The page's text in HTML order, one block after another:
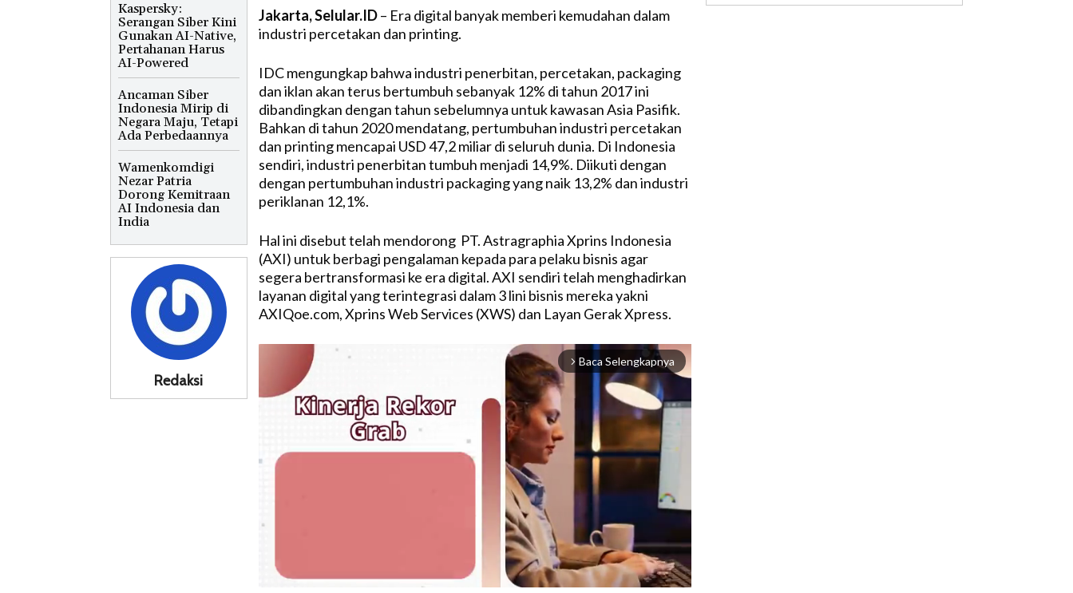
Kaspersky:
Serangan Siber Kini
Gunakan AI-Native,
Pertahanan Harus
AI-Powered
Ancaman Siber
Indonesia Mirip di
Negara Maju, Tetapi
Ada Perbedaannya
Wamenkomdigi
Nezar Patria
Dorong Kemitraan
AI Indonesia dan
India
Redaksi
Jakarta, Selular.ID– Era digital banyak memberi kemudahan dalam
industri percetakan dan printing.
IDC mengungkap bahwa industri penerbitan, percetakan, packaging
dan iklan akan terus bertumbuh sebanyak 12% di tahun 2017 ini
dibandingkan dengan tahun sebelumnya untuk kawasan Asia Pasifik.
Bahkan di tahun 2020 mendatang, pertumbuhan industri percetakan
dan printing mencapai USD 47,2 miliar di seluruh dunia. Di Indonesia
sendiri, industri penerbitan tumbuh menjadi 14,9%. Diikuti dengan
dengan pertumbuhan industri packaging yang naik 13,2% dan industri
periklanan 12,1%.
Hal ini disebut telah mendorong PT. Astragraphia Xprins Indonesia
(AXI) untuk berbagi pengalaman kepada para pelaku bisnis agar
segera bertransformasi ke era digital. AXI sendiri telah menghadirkan
layanan digital yang terintegrasi dalam 3 lini bisnis mereka yakni
AXIQoe.com, Xprins Web Services (XWS) dan Layan Gerak Xpress.
arrow_forward_ios Baca Selengkapnya